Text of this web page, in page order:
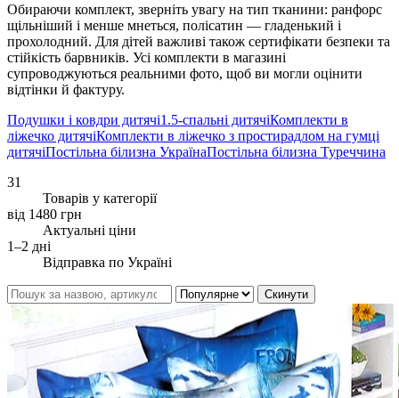
Обираючи комплект, зверніть увагу на тип тканини: ранфорс
щільніший і менше мнеться, полісатин — гладенький і
прохолодний. Для дітей важливі також сертифікати безпеки та
стійкість барвників. Усі комплекти в магазині
супроводжуються реальними фото, щоб ви могли оцінити
відтінки й фактуру.
Подушки і ковдри дитячі1.5-спальні дитячіКомплекти в
ліжечко дитячіКомплекти в ліжечко з простирадлом на гумці
дитячіПостільна білизна УкраїнаПостільна білизна Туреччина
31
Товарів у категорії
від 1480 грн
Актуальні ціни
1–2 дні
Відправка по Україні
Скинути